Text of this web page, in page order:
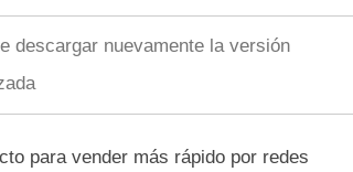
descargar nuevamente la versión
para vender más rápido por redes